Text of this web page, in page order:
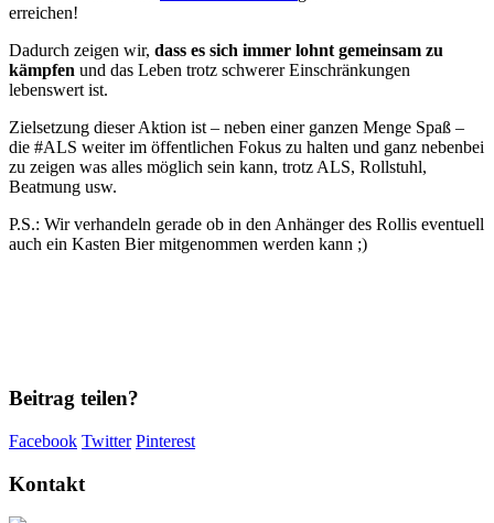
erreichen!
Dadurch zeigen wir, dass es sich immer lohnt gemeinsam zu
kämpfen und das Leben trotz schwerer Einschränkungen
lebenswert ist.
Zielsetzung dieser Aktion ist – neben einer ganzen Menge Spaß –
die #ALS weiter im öffentlichen Fokus zu halten und ganz nebenbei
zu zeigen was alles möglich sein kann, trotz ALS, Rollstuhl,
Beatmung usw.
P.S.: Wir verhandeln gerade ob in den Anhänger des Rollis eventuell
auch ein Kasten Bier mitgenommen werden kann ;)
Beitrag teilen?
Facebook Twitter Pinterest
Kontakt